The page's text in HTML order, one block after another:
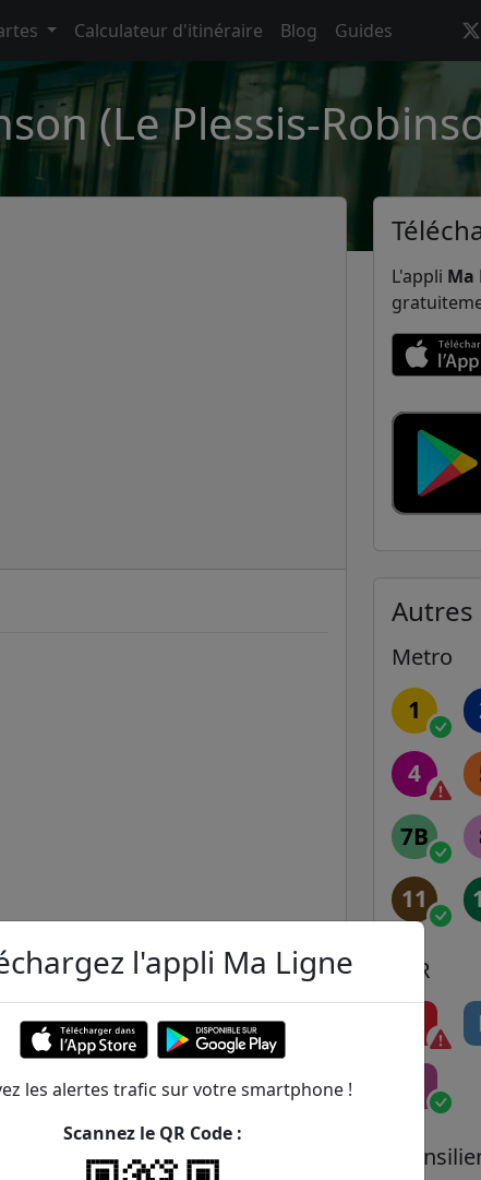
Calculateur d'itinéraire Blog Guides
(Le Plessis-
situées à moins de 1km de la gare
279m
L'appli Ma
Autres
Metro
1
4
7B
11
RER
l'appli Ma Ligne
les alertes trafic sur votre smartphone !
Scannez le QR Code :